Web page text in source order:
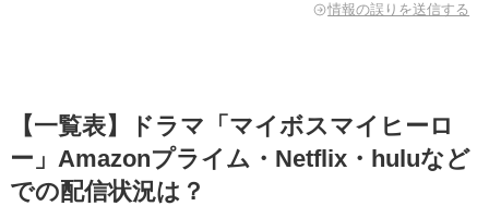
情報の誤りを送信する
【一覧表】ドラマ「マイボスマイヒーロ
ー」Amazonプライム・Netflix・huluなど
での配信状況は？